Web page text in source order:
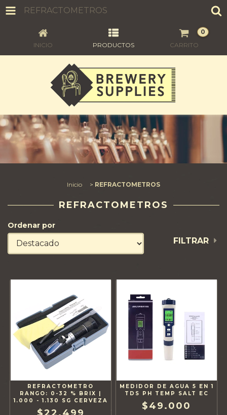
REFRACTOMETROS
INICIO PRODUCTOS CARRITO
0
Inicio > REFRACTOMETROS
REFRACTOMETROS
Ordenar por
FILTRAR
REFRACTOMETRO
RANGO: 0-32 % BRIX |
1.000 - 1.130 SG CERVEZA
MEDIDOR DE AGUA 5 EN 1
TDS PH TEMP SALT EC
$49.000